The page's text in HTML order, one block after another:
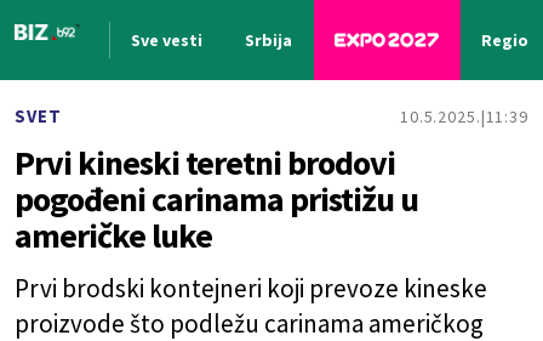
Sve vesti Srbija Region
SVET 10.5.2025. 11:39
Prvi kineski teretni brodovi
pogođeni carinama pristižu u
američke luke
Prvi brodski kontejneri koji prevoze kineske
proizvode što podležu carinama američkog